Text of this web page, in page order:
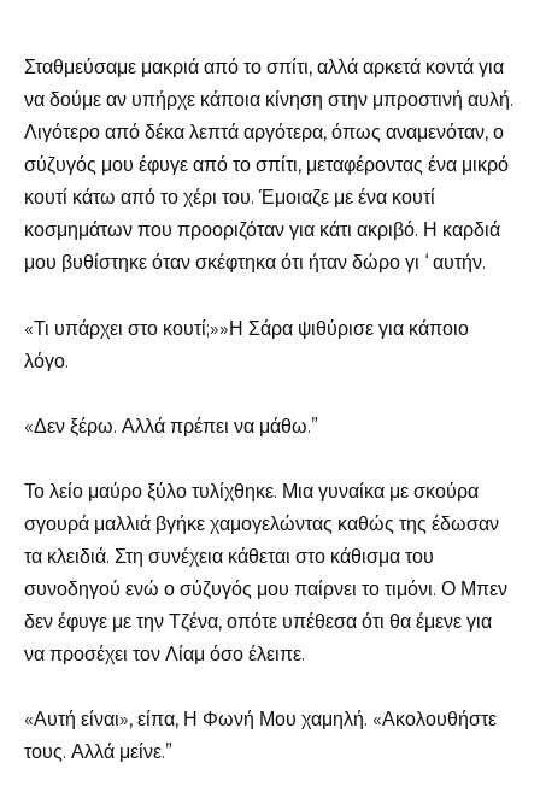
Σταθμεύσαμε μακριά από το σπίτι, αλλά αρκετά κοντά για
να δούμε αν υπήρχε κάποια κίνηση στην μπροστινή αυλή.
Λιγότερο από δέκα λεπτά αργότερα, όπως αναμενόταν, ο
σύζυγός μου έφυγε από το σπίτι, μεταφέροντας ένα μικρό
κουτί κάτω από το χέρι του. Έμοιαζε με ένα κουτί
κοσμημάτων που προοριζόταν για κάτι ακριβό. Η καρδιά
μου βυθίστηκε όταν σκέφτηκα ότι ήταν δώρο γι ‘ αυτήν.
«Τι υπάρχει στο κουτί;»»Η Σάρα ψιθύρισε για κάποιο
λόγο.
«Δεν ξέρω. Αλλά πρέπει να μάθω.”
Το λείο μαύρο ξύλο τυλίχθηκε. Μια γυναίκα με σκούρα
σγουρά μαλλιά βγήκε χαμογελώντας καθώς της έδωσαν
τα κλειδιά. Στη συνέχεια κάθεται στο κάθισμα του
συνοδηγού ενώ ο σύζυγός μου παίρνει το τιμόνι. Ο Μπεν
δεν έφυγε με την Τζένα, οπότε υπέθεσα ότι θα έμενε για
να προσέχει τον Λίαμ όσο έλειπε.
«Αυτή είναι», είπα, Η Φωνή Μου χαμηλή. «Ακολουθήστε
τους. Αλλά μείνε.”